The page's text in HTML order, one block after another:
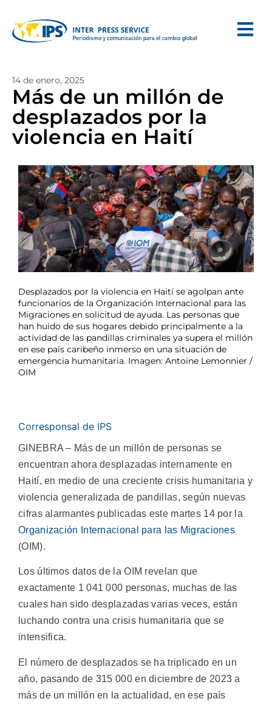
14 de enero, 2025
Más de un millón de
desplazados por la
violencia en Haití
Desplazados por la violencia en Haití se agolpan ante
funcionarios de la Organización Internacional para las
Migraciones en solicitud de ayuda. Las personas que
han huido de sus hogares debido principalmente a la
actividad de las pandillas criminales ya supera el millón
en ese país caribeño inmerso en una situación de
emergencia humanitaria. Imagen: Antoine Lemonnier /
OIM
Corresponsal de IPS
GINEBRA – Más de un millón de personas se
encuentran ahora desplazadas internamente en
Haití, en medio de una creciente crisis humanitaria y
violencia generalizada de pandillas, según nuevas
cifras alarmantes publicadas este martes 14 por la
Organización Internacional para las Migraciones
(OIM).
Los últimos datos de la OIM revelan que
exactamente 1 041 000 personas, muchas de las
cuales han sido desplazadas varias veces, están
luchando contra una crisis humanitaria que se
intensifica.
El número de desplazados se ha triplicado en un
año, pasando de 315 000 en diciembre de 2023 a
más de un millón en la actualidad, en ese país